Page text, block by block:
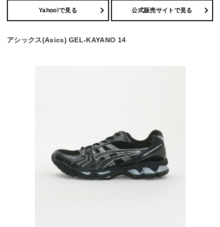
Yahoo!で見る 公式販売サイトで見る
アシックス(Asics) GEL-KAYANO 14